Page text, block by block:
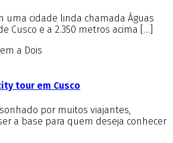
uma cidade linda chamada Águas
Cusco e a 2.350 metros acima […]
a Dois
tour em Cusco
por muitos viajantes,
a base para quem deseja conhecer